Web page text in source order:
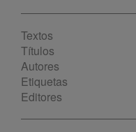
Textos
Títulos
Autores
Etiquetas
Editores